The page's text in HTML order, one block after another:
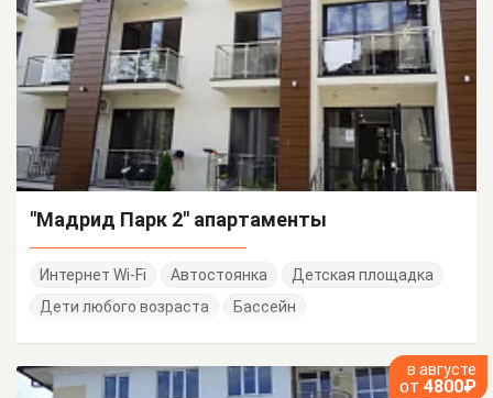
"Мадрид Парк 2" апартаменты
Интернет Wi-Fi Автостоянка
Детская площадка
Дети любого возраста
Бассейн
в августе
от 4800₽